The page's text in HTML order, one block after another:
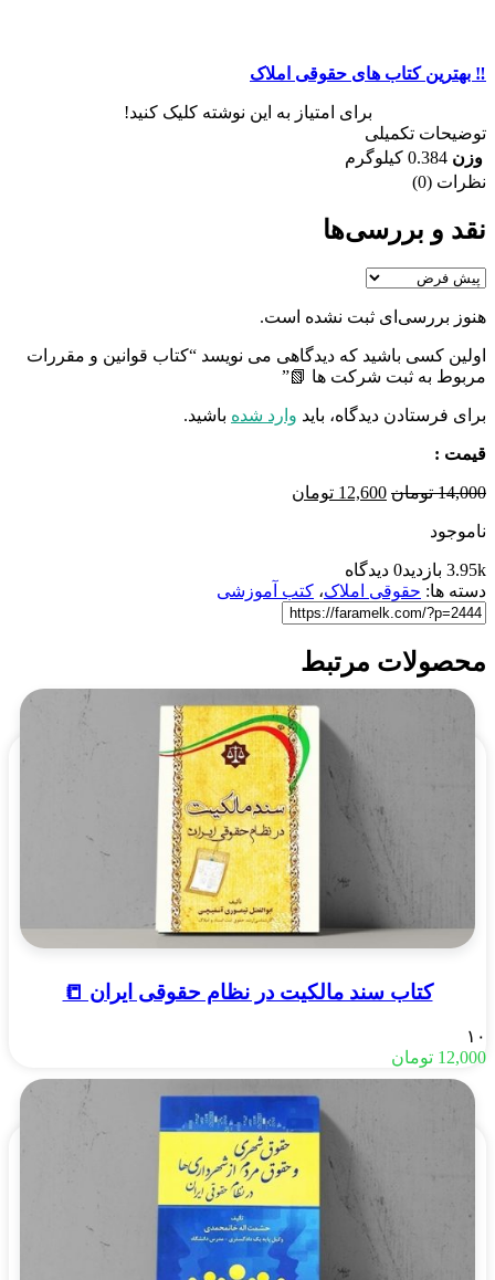
‼️ بهترین کتاب های حقوقی املاک
برای امتیاز به این نوشته کلیک کنید!
توضیحات تکمیلی
وزن 0.384 کیلوگرم
نظرات (0)
نقد و بررسی‌ها
هنوز بررسی‌ای ثبت نشده است.
اولین کسی باشید که دیدگاهی می نویسد “کتاب قوانین و مقررات
مربوط به ثبت شرکت ها 📗”
برای فرستادن دیدگاه، باید وارد شده باشید.
قیمت :
14,000 تومان قیمت
12,600 تومان
ناموجود
3.95k بازدید
0 دیدگاه
دسته ها: حقوقی املاک، کتب آموزشی
محصولات مرتبط
کتاب سند مالکیت در نظام حقوقی ایران 📒
۱۰
12,000 تومان